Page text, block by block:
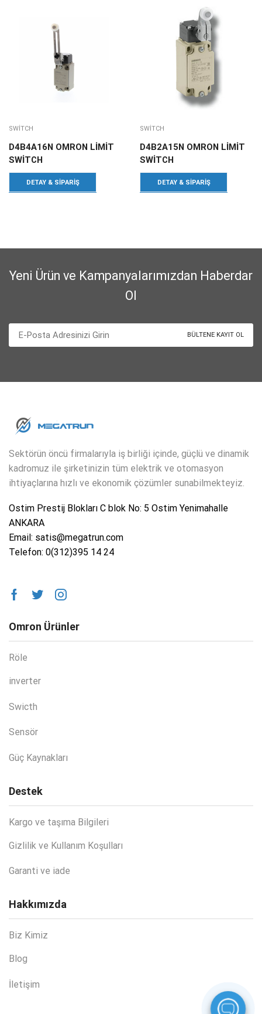
SWITCH
D4B4A16N OMRON LİMİT
SWİTCH
DETAY & SIPARIŞ
SWITCH
D4B2A15N OMRON LİMİT
SWİTCH
DETAY & SIPARIŞ
Yeni Ürün ve Kampanyalarımızdan Haberdar
Ol
Sektörün öncü firmalarıyla iş birliği içinde, güçlü ve dinamik
kadromuz ile şirketinizin tüm elektrik ve otomasyon
ihtiyaçlarına hızlı ve ekonomik çözümler sunabilmekteyiz.
Ostim Prestij Blokları C blok No: 5 Ostim Yenimahalle
ANKARA
Email: satis@megatrun.com
Telefon: 0(312)395 14 24
Omron Ürünler
Röle
inverter
Swicth
Sensör
Güç Kaynakları
Destek
Kargo ve taşıma Bilgileri
Gizlilik ve Kullanım Koşulları
Garanti ve iade
Hakkımızda
Biz Kimiz
Blog
İletişim